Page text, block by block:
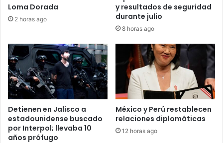
Loma Dorada
2 horas ago
y resultados de seguridad
durante julio
8 horas ago
Detienen en Jalisco a
estadounidense buscado
por Interpol; llevaba 10
años prófugo
México y Perú restablecen
relaciones diplomáticas
12 horas ago